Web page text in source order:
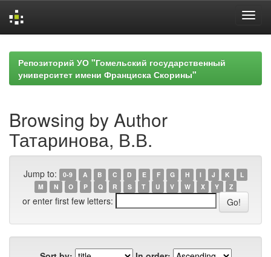
navigationРепозиторий УО "Гомельский государственный
университет имени Франциска Скорины"
Browsing by Author
Татаринова, В.В.
Jump to: 0-9 A B C D E F G H I J K
L
M
N O P Q R S T U V W X Y Z
or enter first few letters: